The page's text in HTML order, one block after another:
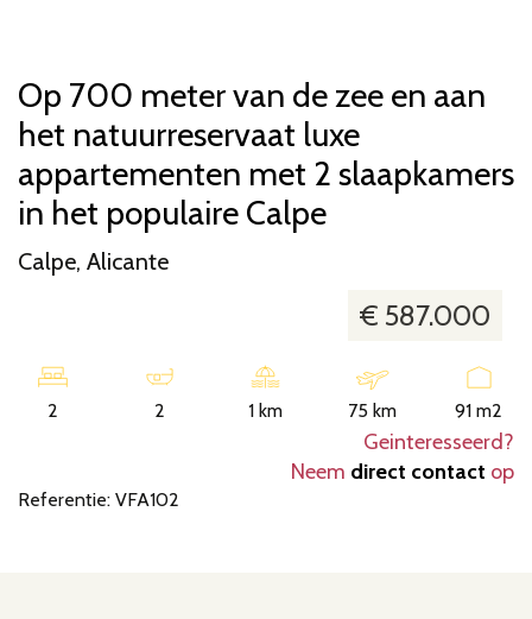
Op 700 meter van de zee en aan
het natuurreservaat luxe
appartementen met 2 slaapkamers
in het populaire Calpe
Calpe, Alicante
€ 587.000
2 2 1 km 75 km 91 m2
Geinteresseerd?
Neem direct contact op
Referentie: VFA102